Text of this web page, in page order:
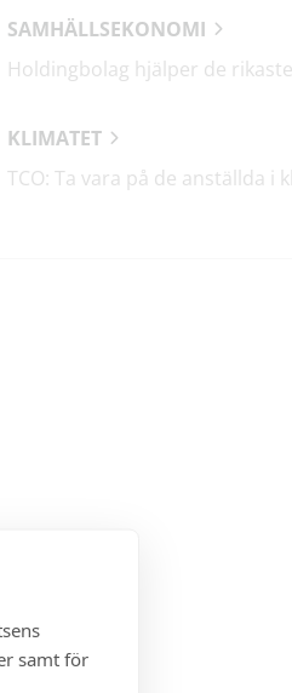
samt för
SAMHÄLLSEKONOMI
KLIMATET